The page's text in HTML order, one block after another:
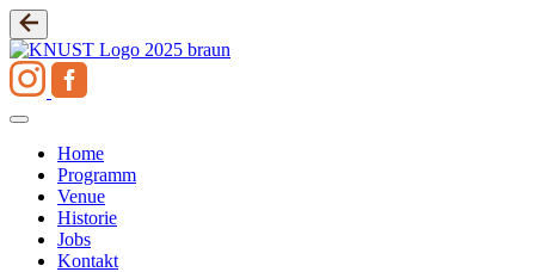
Zum
Inhalt
springen
Home
Programm
Venue
Historie
Jobs
Kontakt